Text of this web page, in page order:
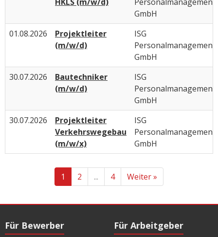
GmbH
01.08.2026
Projektleiter
(m/w/d)
ISG
Personalmanagement
GmbH
30.07.2026
Bautechniker
(m/w/d)
ISG
Personalmanagement
GmbH
30.07.2026
Projektleiter
Verkehrswegebau
(m/w/x)
ISG
Personalmanagement
GmbH
1 2 ... 4 Weiter »
Für Bewerber Für Arbeitgeber